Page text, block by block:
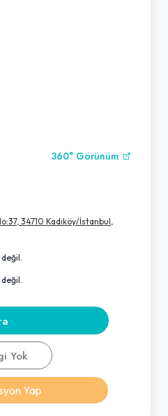
360° Görünüm
34710 Kadıköy/İstanbul,
Yok
Yap